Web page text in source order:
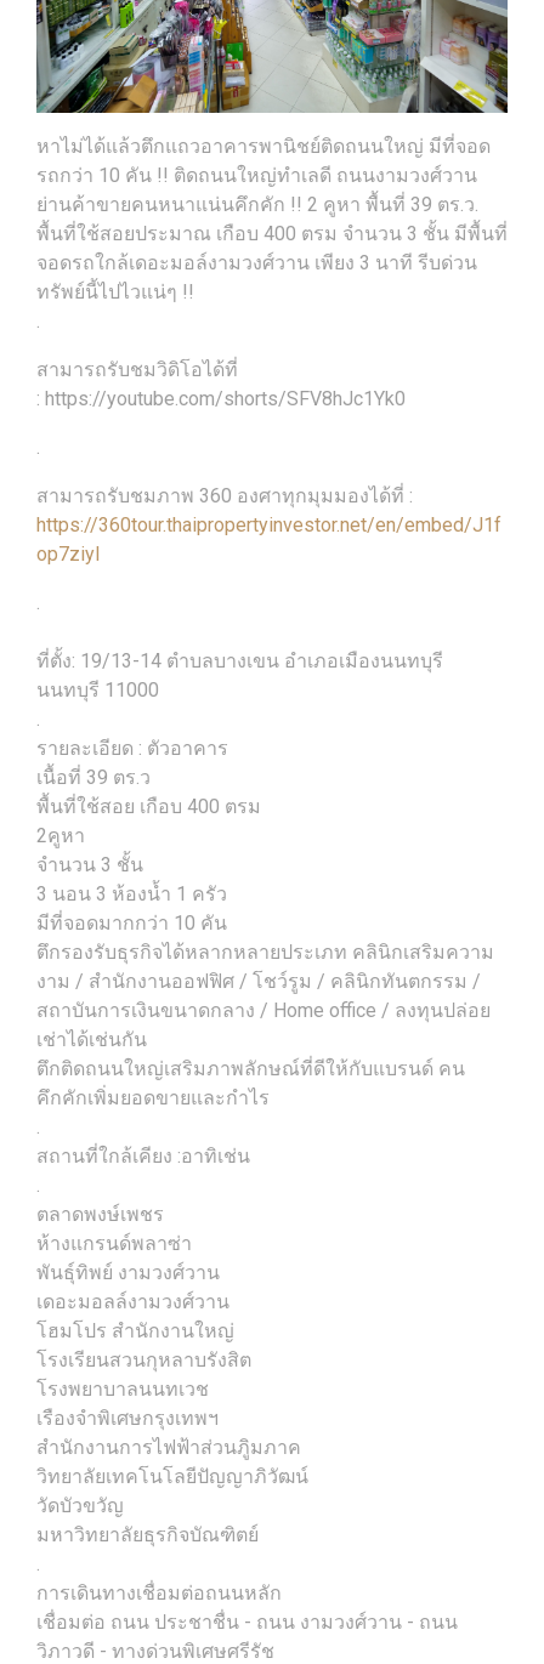
หาไม่ได้แล้วตึกแถวอาคารพานิชย์ติดถนนใหญ่ มีที่จอด
รถกว่า 10 คัน !! ติดถนนใหญ่ทำเลดี ถนนงามวงศ์วาน
ย่านค้าขายคนหนาแน่นคึกคัก !! 2 คูหา พื้นที่ 39 ตร.ว.
พื้นที่ใช้สอยประมาณ เกือบ 400 ตรม จำนวน 3 ชั้น มีพื้นที่
จอดรถใกล้เดอะมอล์งามวงศ์วาน เพียง 3 นาที รีบด่วน
ทรัพย์นี้ไปไวแน่ๆ !!
สามารถรับชมวิดิโอได้ที่
: https://youtube.com/shorts/SFV8hJc1Yk0
สามารถรับชมภาพ 360 องศาทุกมุมมองได้ที่ :
https://360tour.thaipropertyinvestor.net/en/embed/J1f
op7ziyl
ที่ตั้ง: 19/13-14 ตำบลบางเขน อำเภอเมืองนนทบุรี
นนทบุรี 11000
รายละเอียด : ตัวอาคาร
เนื้อที่ 39 ตร.ว
พื้นที่ใช้สอย เกือบ 400 ตรม
2คูหา
จำนวน 3 ชั้น
3 นอน 3 ห้องน้ำ 1 ครัว
มีที่จอดมากกว่า 10 คัน
ตึกรองรับธุรกิจได้หลากหลายประเภท คลินิกเสริมความ
งาม / สำนักงานออฟฟิศ / โชว์รูม / คลินิกทันตกรรม /
สถาบันการเงินขนาดกลาง / Home office / ลงทุนปล่อย
เช่าได้เช่นกัน
ตึกติดถนนใหญ่เสริมภาพลักษณ์ที่ดีให้กับแบรนด์ คน
คึกคักเพิ่มยอดขายและกำไร
สถานที่ใกล้เคียง :อาทิเช่น
ตลาดพงษ์เพชร
ห้างแกรนด์พลาซ่า
พันธุ์ทิพย์ งามวงศ์วาน
เดอะมอลล์งามวงศ์วาน
โฮมโปร สำนักงานใหญ่
โรงเรียนสวนกุหลาบรังสิต
โรงพยาบาลนนทเวช
เรืองจำพิเศษกรุงเทพฯ
สำนักงานการไฟฟ้าส่วนภูิมภาค
วิทยาลัยเทคโนโลยีปัญญาภิวัฒน์
วัดบัวขวัญ
มหาวิทยาลัยธุรกิจบัณฑิตย์
การเดินทางเชื่อมต่อถนนหลัก
เชื่อมต่อ ถนน ประชาชื่น - ถนน งามวงศ์วาน - ถนน
วิภาวดี - ทางด่วนพิเศษศรีรัช